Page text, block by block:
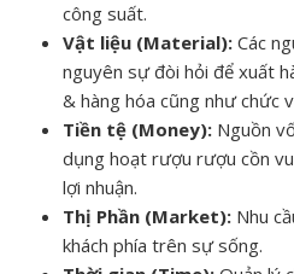
công suất.
Vật liệu (Material): Các
nguyên sự đòi hỏi để xuất
& hàng hóa cũng như chức
Tiền tệ (Money): Nguồn
dụng hoạt rượu rượu cồn
lợi nhuận.
Thị Phần (Market): Nhu
khách phía trên sự sống.